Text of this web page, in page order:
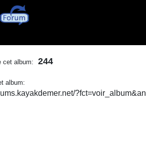
cet album: 244
album: